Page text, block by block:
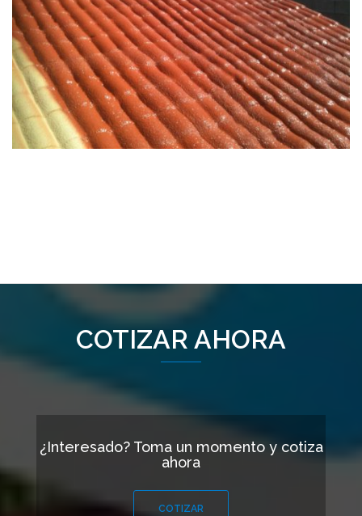
COTIZAR AHORA
¿Interesado? Toma un momento y cotiza
ahora
COTIZAR